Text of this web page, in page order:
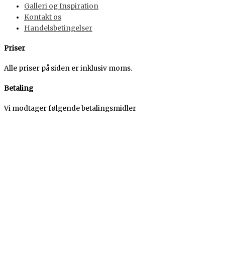
Galleri og Inspiration
Kontakt os
Handelsbetingelser
Priser
Alle priser på siden er inklusiv moms.
Betaling
Vi modtager følgende betalingsmidler